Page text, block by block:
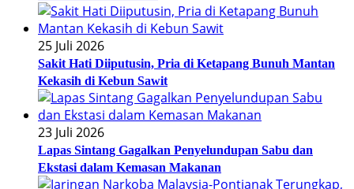
25 Juli 2026
Sakit Hati Diiputusin, Pria di Ketapang Bunuh Mantan
Kekasih di Kebun Sawit
23 Juli 2026
Lapas Sintang Gagalkan Penyelundupan Sabu dan
Ekstasi dalam Kemasan Makanan